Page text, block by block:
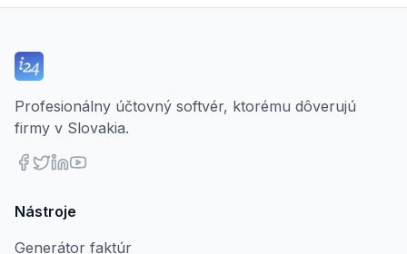
Profesionálny účtovný softvér, ktorému dôverujú
firmy v Slovakia.
Nástroje
Generátor faktúr